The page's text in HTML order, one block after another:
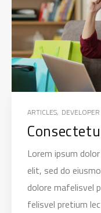
ARTICLES, DEVELOPER
Lorem ipsum
elit, sed do
dolore mafelisvel
felisvel pretium